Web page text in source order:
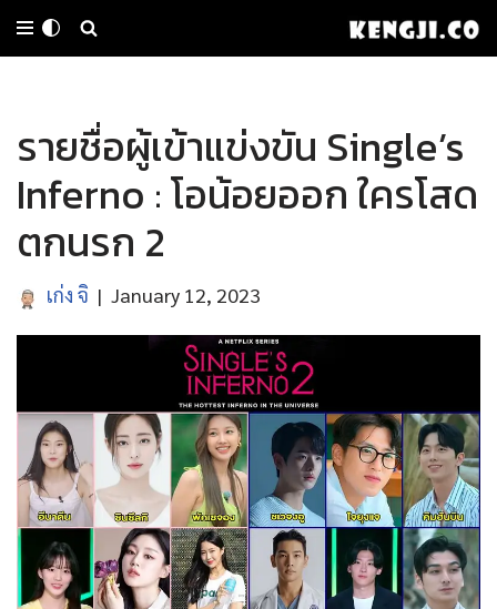
Skip
content
รายชื่อผู้เข้าแข่งขัน Single’s
Inferno : โอน้อยออก ใครโสด
ตกนรก 2
เก่ง จิ January 12, 2023